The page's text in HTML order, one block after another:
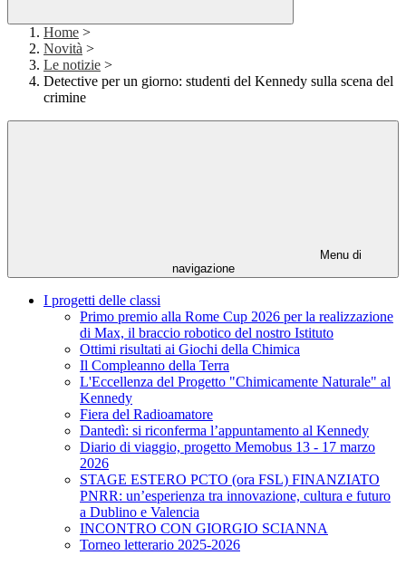
Home >
Novità >
Le notizie >
Detective per un giorno: studenti del Kennedy sulla scena del
crimine
Menu di
navigazione
I progetti delle classi
Primo premio alla Rome Cup 2026 per la realizzazione
di Max, il braccio robotico del nostro Istituto
Ottimi risultati ai Giochi della Chimica
Il Compleanno della Terra
L'Eccellenza del Progetto "Chimicamente Naturale" al
Kennedy
Fiera del Radioamatore
Dantedì: si riconferma l’appuntamento al Kennedy
Diario di viaggio, progetto Memobus 13 - 17 marzo
2026
STAGE ESTERO PCTO (ora FSL) FINANZIATO
PNRR: un’esperienza tra innovazione, cultura e futuro
a Dublino e Valencia
INCONTRO CON GIORGIO SCIANNA
Torneo letterario 2025-2026